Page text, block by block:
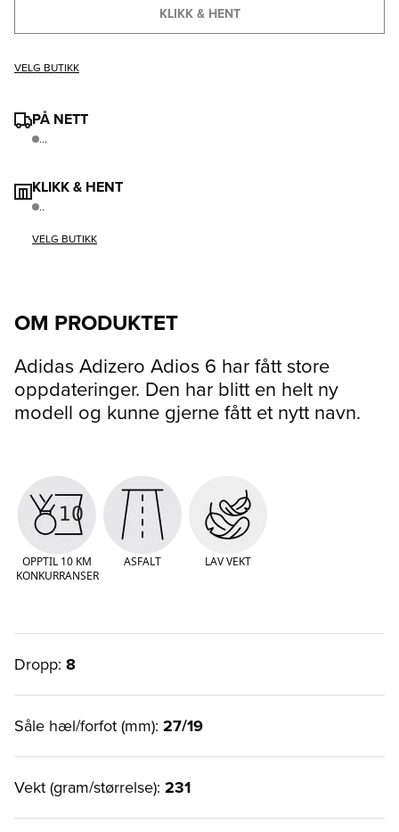
KLIKK & HENT
VELG BUTIKK
PÅ NETT
...
KLIKK & HENT
..
VELG BUTIKK
OM PRODUKTET
Adidas Adizero Adios 6 har fått store
oppdateringer. Den har blitt en helt ny
modell og kunne gjerne fått et nytt navn.
OPPTIL 10 KM
KONKURRANSER
ASFALT LAV VEKT
Dropp: 8
Såle hæl/forfot (mm): 27/19
Vekt (gram/størrelse): 231